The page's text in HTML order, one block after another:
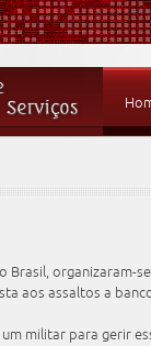
organizaram-
aos assaltos a
militar para gerir